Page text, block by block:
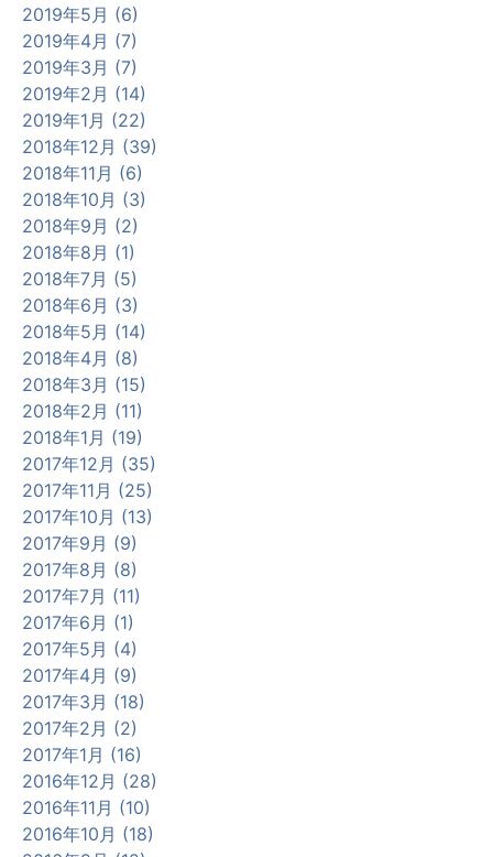
2019年5月 (6)
2019年4月 (7)
2019年3月 (7)
2019年2月 (14)
2019年1月 (22)
2018年12月 (39)
2018年11月 (6)
2018年10月 (3)
2018年9月 (2)
2018年8月 (1)
2018年7月 (5)
2018年6月 (3)
2018年5月 (14)
2018年4月 (8)
2018年3月 (15)
2018年2月 (11)
2018年1月 (19)
2017年12月 (35)
2017年11月 (25)
2017年10月 (13)
2017年9月 (9)
2017年8月 (8)
2017年7月 (11)
2017年6月 (1)
2017年5月 (4)
2017年4月 (9)
2017年3月 (18)
2017年2月 (2)
2017年1月 (16)
2016年12月 (28)
2016年11月 (10)
2016年10月 (18)